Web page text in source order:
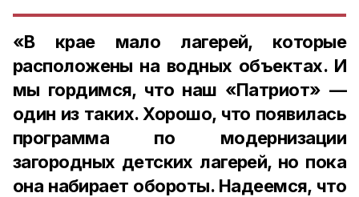
«В крае мало лагерей, которые
расположены на водных объектах. И
мы гордимся, что наш «Патриот» —
один из таких. Хорошо, что появилась
программа по модернизации
загородных детских лагерей, но пока
она набирает обороты. Надеемся, что